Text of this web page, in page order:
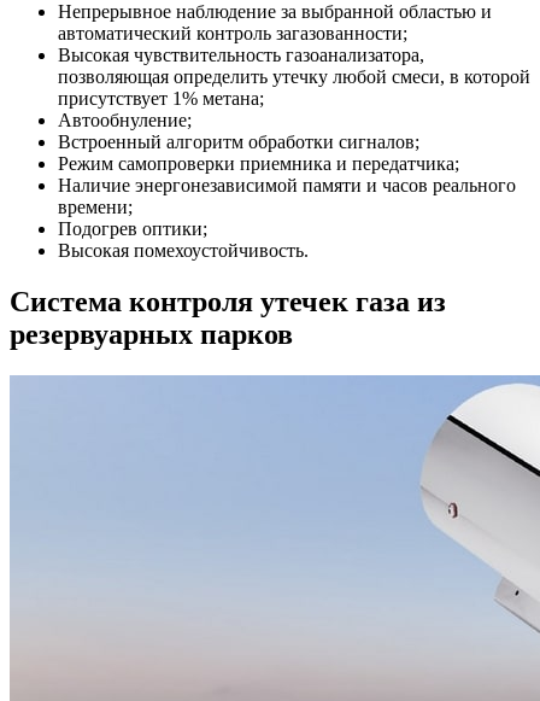
Непрерывное наблюдение за выбранной областью и
автоматический контроль загазованности;
Высокая чувствительность газоанализатора,
позволяющая определить утечку любой смеси, в которой
присутствует 1% метана;
Автообнуление;
Встроенный алгоритм обработки сигналов;
Режим самопроверки приемника и передатчика;
Наличие энергонезависимой памяти и часов реального
времени;
Подогрев оптики;
Высокая помехоустойчивость.
Система контроля утечек газа из
резервуарных парков